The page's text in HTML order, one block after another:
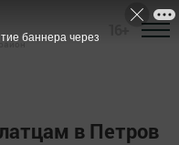
в Петров
баннера через